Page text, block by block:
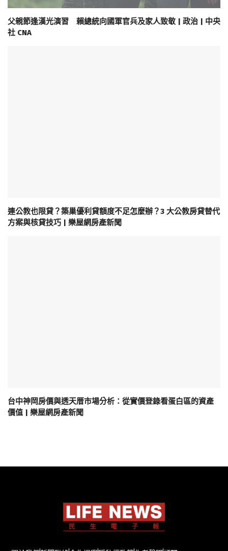
父親節逢漢光演習 賴總統向國軍官兵及家人致敬 | 政治 | 中央
社 CNA
連公教也限貸？築巢優利貸額度不足怎麼辦？3 大公教房貸替代
方案與核貸技巧 | 樂屋網房產新聞
台中神岡房價與透天厝市場分析：從實價登錄看蛋白區的資產
價值 | 樂屋網房產新聞